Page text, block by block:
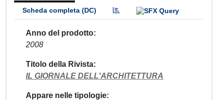
Scheda completa (DC)
Anno del prodotto
2008
Titolo della Rivista
IL GIORNALE DELL'ARCHITETTURA
Appare nelle tipologie